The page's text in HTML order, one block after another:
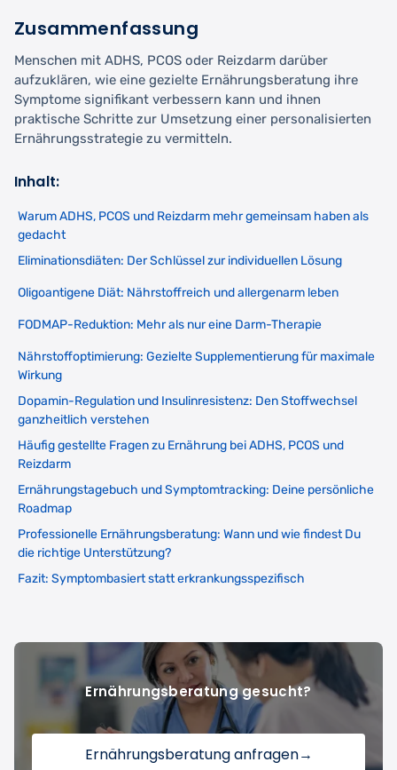
Zusammenfassung
Menschen mit ADHS, PCOS oder Reizdarm darüber
aufzuklären, wie eine gezielte Ernährungsberatung ihre
Symptome signifikant verbessern kann und ihnen
praktische Schritte zur Umsetzung einer personalisierten
Ernährungsstrategie zu vermitteln.
Inhalt:
Warum ADHS, PCOS und Reizdarm mehr gemeinsam haben als
gedacht
Eliminationsdiäten: Der Schlüssel zur individuellen Lösung
Oligoantigene Diät: Nährstoffreich und allergenarm leben
FODMAP-Reduktion: Mehr als nur eine Darm-Therapie
Nährstoffoptimierung: Gezielte Supplementierung für maximale
Wirkung
Dopamin-Regulation und Insulinresistenz: Den Stoffwechsel
ganzheitlich verstehen
Häufig gestellte Fragen zu Ernährung bei ADHS, PCOS und
Reizdarm
Ernährungstagebuch und Symptomtracking: Deine persönliche
Roadmap
Professionelle Ernährungsberatung: Wann und wie findest Du
die richtige Unterstützung?
Fazit: Symptombasiert statt erkrankungsspezifisch
Ernährungsberatung gesucht?
Ernährungsberatung anfragen→